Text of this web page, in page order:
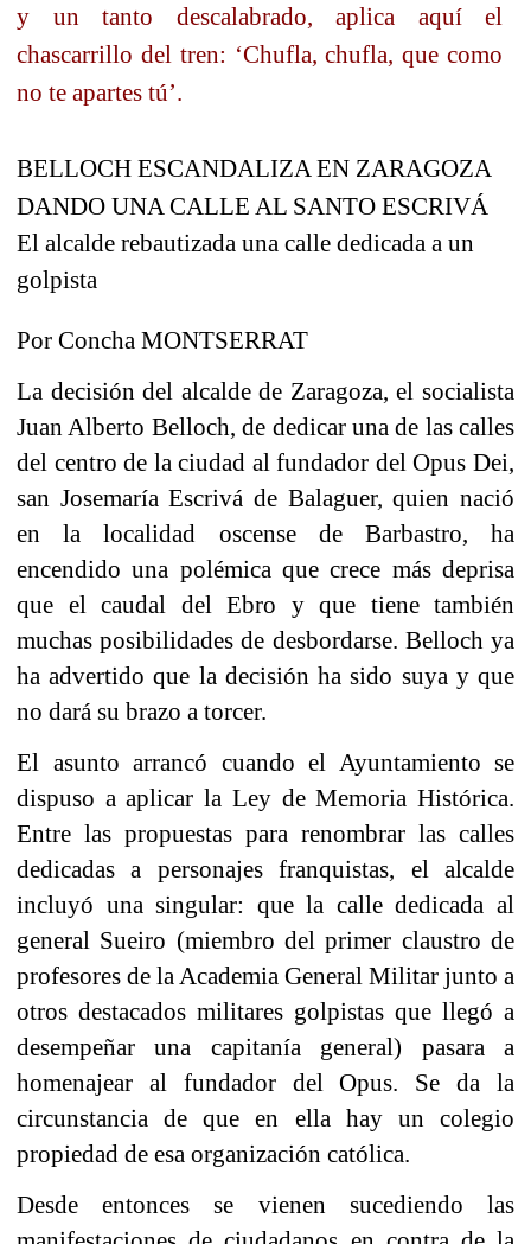
y un tanto descalabrado, aplica aquí el
chascarrillo del tren: ‘Chufla, chufla, que como
no te apartes tú’.
BELLOCH ESCANDALIZA EN ZARAGOZA
DANDO UNA CALLE AL SANTO ESCRIVÁ
El alcalde rebautizada una calle dedicada a un
golpista
Por Concha MONTSERRAT
La decisión del alcalde de Zaragoza, el socialista
Juan Alberto Belloch, de dedicar una de las calles
del centro de la ciudad al fundador del Opus Dei,
san Josemaría Escrivá de Balaguer, quien nació
en la localidad oscense de Barbastro, ha
encendido una polémica que crece más deprisa
que el caudal del Ebro y que tiene también
muchas posibilidades de desbordarse. Belloch ya
ha advertido que la decisión ha sido suya y que
no dará su brazo a torcer.
El asunto arrancó cuando el Ayuntamiento se
dispuso a aplicar la Ley de Memoria Histórica.
Entre las propuestas para renombrar las calles
dedicadas a personajes franquistas, el alcalde
incluyó una singular: que la calle dedicada al
general Sueiro (miembro del primer claustro de
profesores de la Academia General Militar junto a
otros destacados militares golpistas que llegó a
desempeñar una capitanía general) pasara a
homenajear al fundador del Opus. Se da la
circunstancia de que en ella hay un colegio
propiedad de esa organización católica.
Desde entonces se vienen sucediendo las